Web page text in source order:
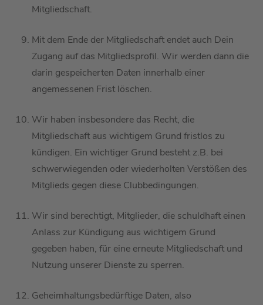
Mitgliedschaft.
Mit dem Ende der Mitgliedschaft endet auch Dein
Zugang auf das Mitgliedsprofil. Wir werden dann die
darin gespeicherten Daten innerhalb einer
angemessenen Frist löschen.
Wir haben insbesondere das Recht, die
Mitgliedschaft aus wichtigem Grund fristlos zu
kündigen. Ein wichtiger Grund besteht z.B. bei
schwerwiegenden oderwiederholten Verstößen des
Mitglieds gegen diese Clubbedingungen.
Wir sind berechtigt, Mitglieder, die schuldhaft einen
Anlass zur Kündigung aus wichtigem Grund
gegeben haben, für eine erneute Mitgliedschaft und
Nutzung unserer Dienste zu sperren.
Geheimhaltungsbedürftige Daten, also